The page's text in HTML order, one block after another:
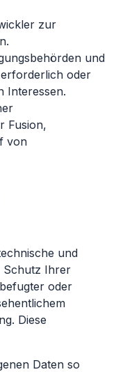
zur
und
oder
Interessen.
Fusion,
von
und
Schutz Ihrer
oder
Diese
Daten so